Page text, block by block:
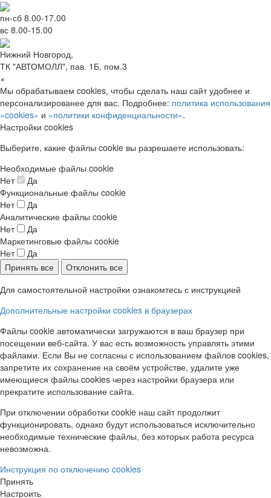
пн-сб 8.00-17.00
вс 8.00-15.00
Нижний Новгород,
ТК "АВТОМОЛЛ", пав. 1Б, пом.3
×
Мы обрабатываем cookies, чтобы сделать наш сайт удобнее и
персонализированее для вас. Подробнее: политика использования
«cookies» и «политики конфиденциальности».
Настройки cookies
Выберите, какие файлы cookie вы разрешаете использовать:
Необходимые файлы cookie
Нет
Да
Функциональные файлы cookie
Нет
Да
Аналитические файлы cookie
Нет
Да
Маркетинговые файлы cookie
Нет
Да
Принять все
Отклонить все
Для самостоятельной настройки ознакомтесь с инструкцией
Дополнительные настройки cookies в браузерах
Файлы cookie автоматически загружаются в ваш браузер при
посещении веб-сайта. У вас есть возможность управлять этими
файлами. Если Вы не согласны с использованием файлов cookies,
запретите их сохранение на своём устройстве, удалите уже
имеющиеся файлы cookies через настройки браузера или
прекратите использование сайта.
При отключении обработки cookie наш сайт продолжит
функционировать, однако будут использоваться исключительно
необходимые технические файлы, без которых работа ресурса
невозможна.
Инструкция по отключению cookies
Принять
Настроить